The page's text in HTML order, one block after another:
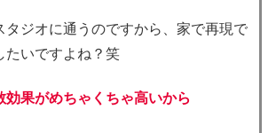
タジオに通うのですから、家で再現で
たいですよね？笑
果がめちゃくちゃ高いから